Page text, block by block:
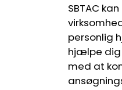
SBTAC
personlig
hjælpe dig
med at